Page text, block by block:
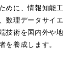
めに、情報知能工
数理データサイエ
技術を国内外や地
を養成します。